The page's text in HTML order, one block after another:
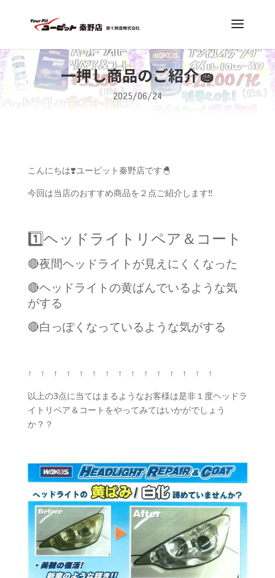
一押し商品のご紹介🧽
2025/06/24
こんにちは❣️ユーピット秦野店です🐣
今回は当店のおすすめ商品を２点ご紹介します‼️
1️⃣ヘッドライトリペア＆コート
🔴夜間ヘッドライトが見えにくくなった
🔴ヘッドライトの黄ばんでいるような気
がする
🔴白っぽくなっているような気がする
↑ ↑ ↑ ↑ ↑ ↑ ↑ ↑ ↑ ↑ ↑ ↑ ↑ ↑ ↑
以上の3点に当てはまるようなお客様は是非１度ヘッドラ
イトリペア＆コートをやってみてはいかがでしょう
か？？